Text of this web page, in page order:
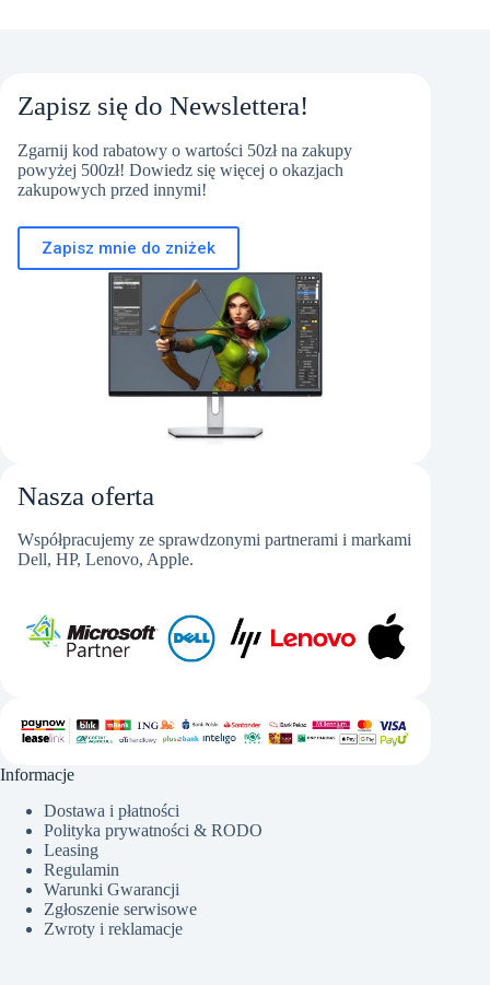
Zapisz się do Newslettera!
Zgarnij kod rabatowy o wartości 50zł na zakupy
powyżej 500zł! Dowiedz się więcej o okazjach
zakupowych przed innymi!
Zapisz mnie do zniżek
Nasza oferta
Współpracujemy ze sprawdzonymi partnerami i markami
Dell, HP, Lenovo, Apple.
Informacje
Dostawa i płatności
Polityka prywatności & RODO
Leasing
Regulamin
Warunki Gwarancji
Zgłoszenie serwisowe
Zwroty i reklamacje